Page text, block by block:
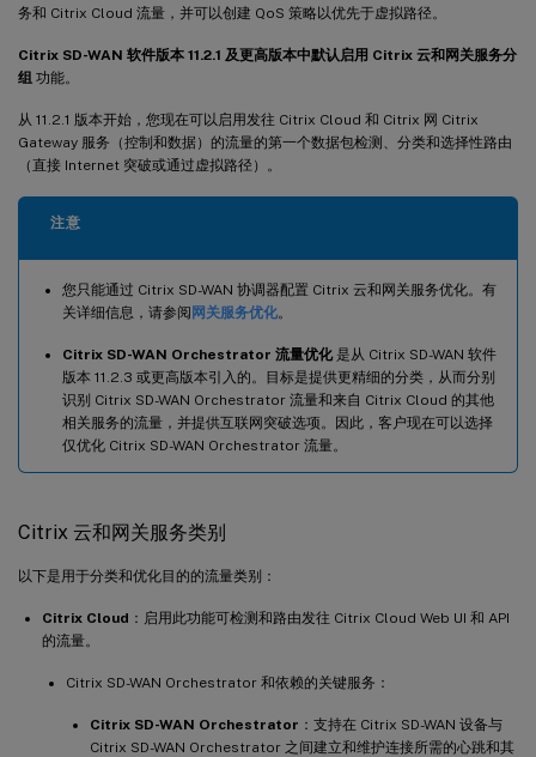
务和 Citrix Cloud 流量，并可以创建 QoS 策略以优先于虚拟路径。
Citrix SD-WAN 软件版本 11.2.1 及更高版本中默认启用 Citrix 云和网关服务分
组 功能。
从 11.2.1 版本开始，您现在可以启用发往 Citrix Cloud 和 Citrix 网 Citrix
Gateway 服务（控制和数据）的流量的第一个数据包检测、分类和选择性路由
（直接 Internet 突破或通过虚拟路径）。
注意
您只能通过 Citrix SD-WAN 协调器配置 Citrix 云和网关服务优化。有
关详细信息，请参阅 网关服务优化。
Citrix SD-WAN Orchestrator 流量优化是从 Citrix SD-WAN 软件
版本 11.2.3 或更高版本引入的。目标是提供更精细的分类，从而分别
识别 Citrix SD-WAN Orchestrator 流量和来自 Citrix Cloud 的其他
相关服务的流量，并提供互联网突破选项。因此，客户现在可以选择
仅优化 Citrix SD-WAN Orchestrator 流量。
Citrix 云和网关服务类别
以下是用于分类和优化目的的流量类别：
Citrix Cloud ：启用此功能可检测和路由发往 Citrix Cloud Web UI 和 API
的流量。
Citrix SD-WAN Orchestrator 和依赖的关键服务：
Citrix SD-WAN Orchestrator ：支持在 Citrix SD-WAN 设备与
Citrix SD-WAN Orchestrator 之间建立和维护连接所需的心跳和其